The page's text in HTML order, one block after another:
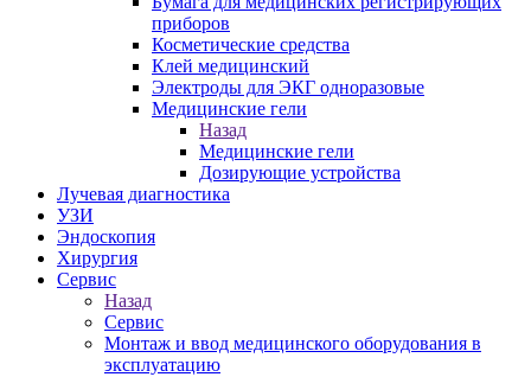
приборов
Косметические средства
Клей медицинский
Электроды для ЭКГ одноразовые
Медицинские гели
Назад
Медицинские гели
Дозирующие устройства
Лучевая диагностика
УЗИ
Эндоскопия
Хирургия
Сервис
Назад
Сервис
Монтаж и ввод медицинского оборудования в
эксплуатацию